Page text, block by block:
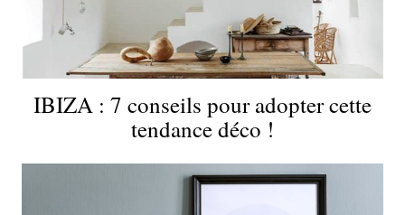
IBIZA : 7 conseils pour adopter cette
tendance déco !